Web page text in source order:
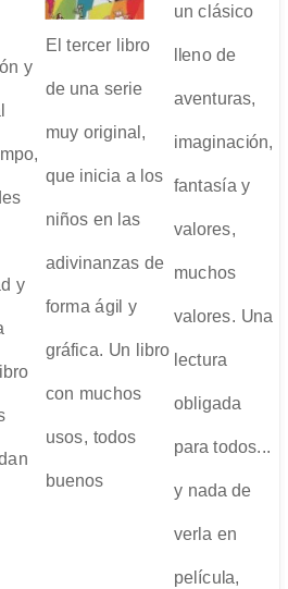
y
y
El tercer libro
de una serie
muy original,
que inicia a los
niños en las
adivinanzas de
forma ágil y
gráfica. Un libro
con muchos
usos, todos
buenos
un clásico
lleno de
aventuras,
imaginación,
fantasía y
valores,
muchos
valores. Una
lectura
obligada
para todos...
y nada de
verla en
película,